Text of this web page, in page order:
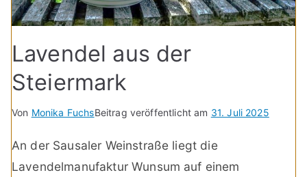
Lavendel aus der
Steiermark
Von Monika FuchsBeitrag veröffentlicht am 31. Juli 2025
An der Sausaler Weinstraße liegt die
Lavendelmanufaktur Wunsum auf einem